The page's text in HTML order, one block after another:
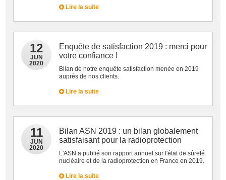
Lire la suite
12
JUN
2020
Enquête de satisfaction 2019 : merci pour
votre confiance !
Bilan de notre enquête satisfaction menée en 2019
auprès de nos clients.
Lire la suite
11
JUN
2020
Bilan ASN 2019 : un bilan globalement
satisfaisant pour la radioprotection
L'ASN a publié son rapport annuel sur l'état de sûreté
nucléaire et de la radioprotection en France en 2019.
Lire la suite